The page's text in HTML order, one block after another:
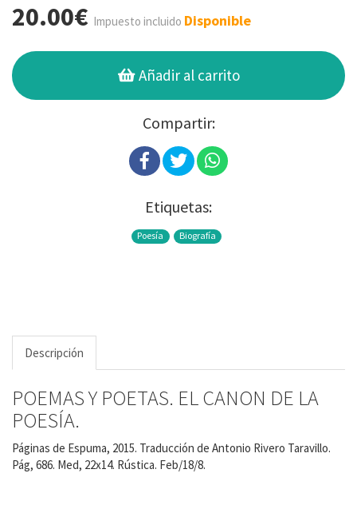
20.00€ Impuesto incluido Disponible
Añadir al carrito
Compartir:
Etiquetas:
Poesía Biografía
Descripción
POEMAS Y POETAS. EL CANON DE LA
POESÍA.
Páginas de Espuma, 2015. Traducción de Antonio Rivero Taravillo.
Pág, 686. Med, 22x14. Rústica. Feb/18/8.